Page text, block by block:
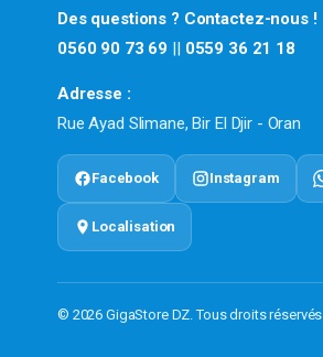
Des questions ? Contactez-nous !
0560 90 73 69 || 0559 36 21 18
Adresse :
Rue Ayad Slimane, Bir El Djir - Oran
Facebook Instagram
Localisation
© 2026 GigaStore DZ. Tous droits réservés.